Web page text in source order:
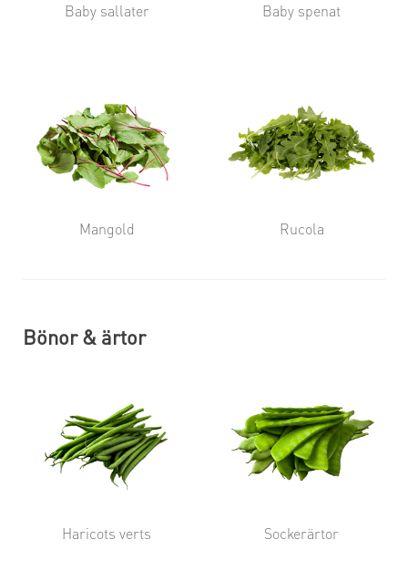
Baby sallater Baby spenat
Mangold Rucola
Bönor & ärtor
Haricots verts Sockerärtor